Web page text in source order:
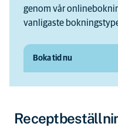
genom vår
vanligaste
Boka tid nu